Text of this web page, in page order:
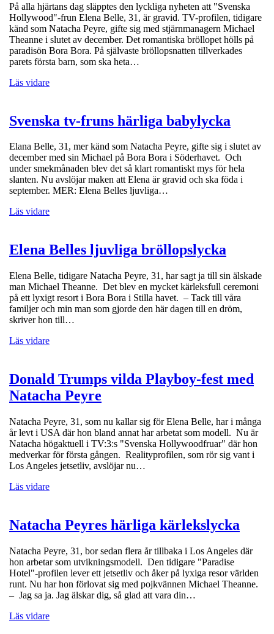
På alla hjärtans dag släpptes den lyckliga nyheten att "Svenska
Hollywood"-frun Elena Belle, 31, är gravid. TV-profilen, tidigare
känd som Natacha Peyre, gifte sig med stjärnmanagern Michael
Theanne i slutet av december. Det romantiska bröllopet hölls på
paradisön Bora Bora. På självaste bröllopsnatten tillverkades
parets första barn, som ska heta…
Läs vidare
Svenska tv-fruns härliga babylycka
Elana Belle, 31, mer känd som Natacha Peyre, gifte sig i slutet av
december med sin Michael på Bora Bora i Söderhavet. Och
under smekmånaden blev det så klart romantiskt mys för hela
slanten. Nu avslöjar maken att Elena är gravid och ska föda i
september. MER: Elena Belles ljuvliga…
Läs vidare
Elena Belles ljuvliga bröllopslycka
Elena Belle, tidigare Natacha Peyre, 31, har sagt ja till sin älskade
man Michael Theanne. Det blev en mycket kärleksfull ceremoni
på ett lyxigt resort i Bora Bora i Stilla havet. – Tack till våra
familjer och min man som gjorde den här dagen till en dröm,
skriver hon till…
Läs vidare
Donald Trumps vilda Playboy-fest med
Natacha Peyre
Natacha Peyre, 31, som nu kallar sig för Elena Belle, har i många
år levt i USA där hon bland annat har arbetat som modell. Nu är
Natacha högaktuell i TV:3:s "Svenska Hollywoodfruar" där hon
medverkar för första gången. Realityprofilen, som rör sig vant i
Los Angeles jetsetliv, avslöjar nu…
Läs vidare
Natacha Peyres härliga kärlekslycka
Natacha Peyre, 31, bor sedan flera år tillbaka i Los Angeles där
hon arbetar som utvikningsmodell. Den tidigare "Paradise
Hotel"-profilen lever ett jetsetliv och åker på lyxiga resor världen
runt. Nu har hon förlovat sig med pojkvännen Michael Theanne.
– Jag sa ja. Jag älskar dig, så glad att vara din…
Läs vidare